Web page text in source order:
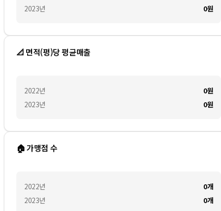
2023년
0원
📐 면적(평)당 평균매출
2022년
2023년
0원
0원
🏠 가맹점 수
2022년
2023년
0개
0개